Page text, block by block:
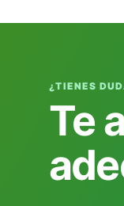
¿TIENES
Te